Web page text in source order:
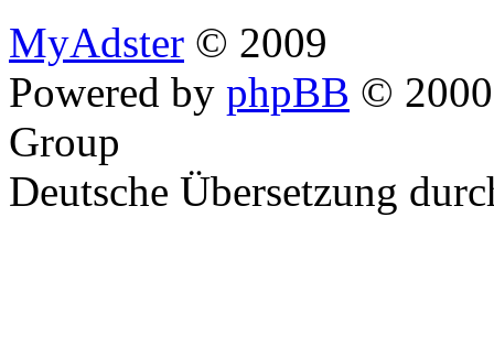
MyAdster © 2009
Powered by phpBB ©
Group
Deutsche Übersetzung